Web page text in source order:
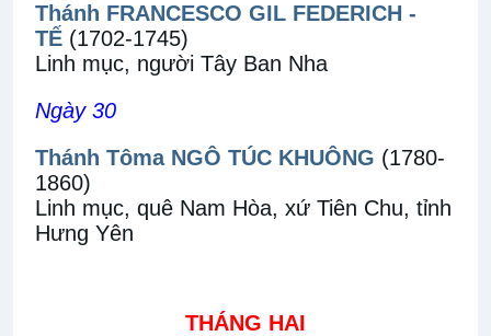
Thánh FRANCESCO GIL FEDERICH -
TẾ (1702-1745)
Linh mục, người Tây Ban Nha
Ngày 30
Thánh Tôma NGÔ TÚC KHUÔNG (1780-
1860)
Linh mục, quê Nam Hòa, xứ Tiên Chu, tỉnh
Hưng Yên
THÁNG HAI